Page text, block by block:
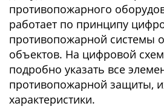
противопожарного
работает по принципу
противопожарной системы
объектов. На цифровой
подробно указать все
противопожарной защиты,
характеристики.